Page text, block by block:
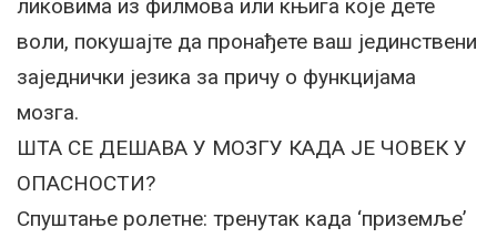
ликовима из филмова или књига које дете
воли, покушајте да пронађете ваш јединствени
заједнички језика за причу о функцијама
мозга.
ШТА СЕ ДЕШАВА У МОЗГУ КАДА ЈЕ ЧОВЕК У
ОПАСНОСТИ?
Спуштање ролетне: тренутак када ‘приземље’